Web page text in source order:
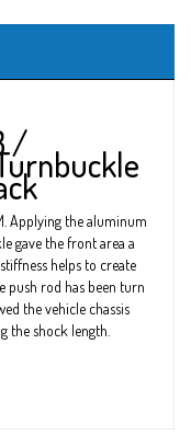
/
Applying the aluminum
gave the front area a
helps to create
push rod has been turn
the vehicle chassis
the shock length.